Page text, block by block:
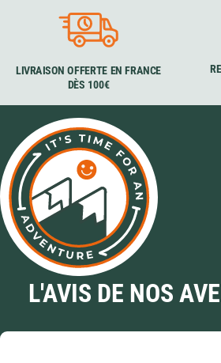
LIVRAISON OFFERTE EN FRANCE
DÈS 100€
L'AVIS DE NOS